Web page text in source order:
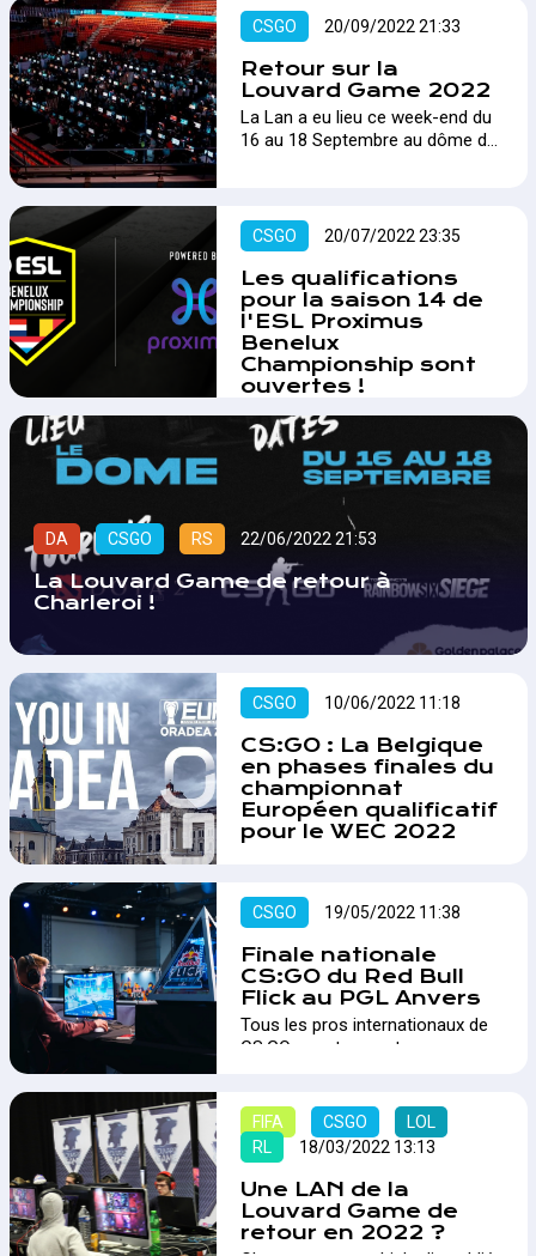
Championship se tiendront à
Tour et Taxis le 22 octobre
prochain sur la scène de la gare
maritime.…
CSGO 20/09/2022 21:33
Retour sur la
Louvard Game 2022
La Lan a eu lieu ce week-end du
16 au 18 Septembre au dôme de
CSGO 20/07/2022 23:35
Les qualifications
pour la saison 14 de
l'ESL Proximus
Benelux
Championship sont
ouvertes !
La nouvelle saison de l'ESL
Proximus Benelux Championship
est là ! Et comme à l'habitude,
toute équipe qui le souhaite peut
participer en vue de tenter
d'accéder aux phases finales de
la compétition.…
DA CSGO RS 22/06/2022 21:53
La Louvard Game de retour à
Charleroi !
CSGO 10/06/2022 11:18
CS:GO : La Belgique
en phases finales du
championnat
Européen qualificatif
pour le WEC 2022
actuellement, avec des
qualifications ayant eu lieu début
juin. La Belgique s'est qualifiée et
ira à Oradea en Roumanie pour
tenter de remporter une part des
25.000$ de cashprize Pool.…
CSGO 19/05/2022 11:38
Finale nationale
CS:GO du Red Bull
Flick au PGL Anvers
Tous les pros internationaux de
CS:GO se retrouvent au
belges y seront également sous
les feux de la rampe lors de la
finale nationale du Red Bull Flick,
le samedi 21 mai 2022 à partir de
12h.…
FIFA CSGO
LOL
RL
18/03/2022 13:13
Une LAN de la
Louvard Game de
retour en 2022 ?